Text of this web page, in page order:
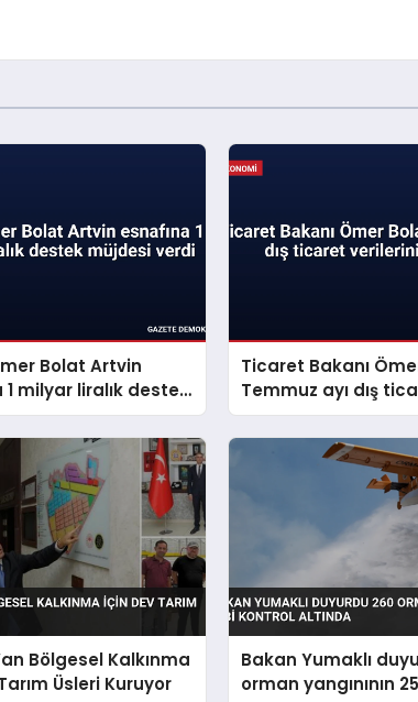
Bolat Artvin
1 milyar liralık destek
Ticaret Bakanı
Temmuz ayı dış
verilerini açıkladı
Bölgesel Kalkınma
Üsleri Kuruyor
Bakan Yumaklı
orman yangınının